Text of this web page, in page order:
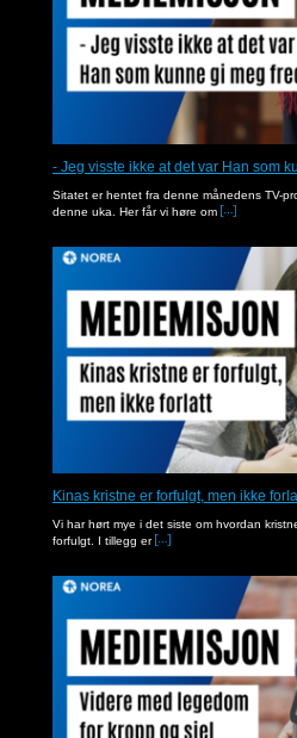
- Jeg visste ikke at det var Han som
Sitatet er hentet fra denne månedens TV-
denne uka. Her får vi høre om
Kinas kristne er forfulgt, men ikke
Vi har hørt mye i det siste om hvordan
forfulgt. I tillegg er